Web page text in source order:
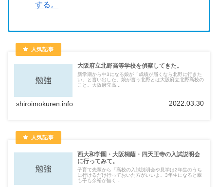
する。
大阪府立北野高等学校を偵察してきた。
新学期から中3になる娘が「成績が届くなら北野に行きた
い」と言い出した。娘が言う北野とは大阪府立北野高校の
こと。大阪府立高...
shiroimokuren.info 2022.03.30
西大和学園・大阪桐蔭・四天王寺の入試説明会
に行ってみて。
子育て先輩から「高校の入試説明会や見学は2年生のうち
に行けるだけ行っておいた方がいいよ。3年生になると親
も子も余裕が無く...